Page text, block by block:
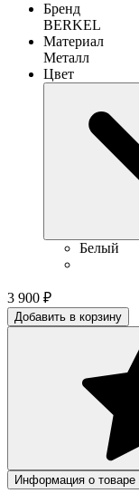
Бренд
BERKEL
Материал
Металл
Цвет
Белый
3 900 ₽
Добавить в корзину
Информация о товаре